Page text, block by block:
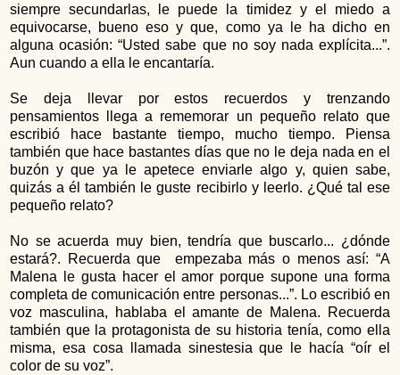
siempre secundarlas, le puede la timidez y el miedo a
equivocarse, bueno eso y que, como ya le ha dicho en
alguna ocasión: “Usted sabe que no soy nada explícita...”.
Aun cuando a ella le encantaría.
Se deja llevar por estos recuerdos y trenzando
pensamientos llega a rememorar un pequeño relato que
escribió hace bastante tiempo, mucho tiempo. Piensa
también que hace bastantes días que no le deja nada en el
buzón y que ya le apetece enviarle algo y, quien sabe,
quizás a él también le guste recibirlo y leerlo. ¿Qué tal ese
pequeño relato?
No se acuerda muy bien, tendría que buscarlo... ¿dónde
estará?. Recuerda que empezaba más o menos así: “A
Malena le gusta hacer el amor porque supone una forma
completa de comunicación entre personas...”. Lo escribió en
voz masculina, hablaba el amante de Malena. Recuerda
también que la protagonista de su historia tenía, como ella
misma, esa cosa llamada sinestesia que le hacía “oír el
color de su voz”.